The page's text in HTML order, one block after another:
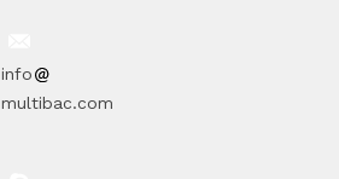
info
multibac.com